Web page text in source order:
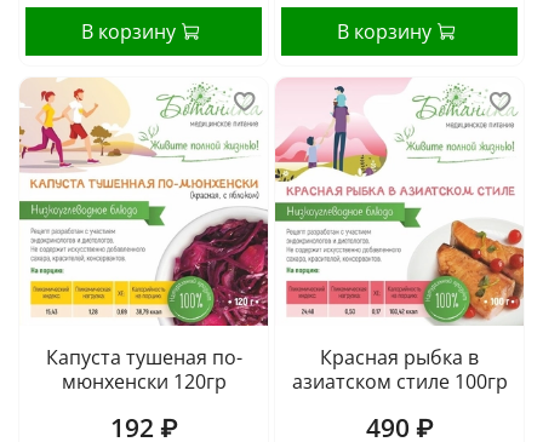
В корзину В корзину
Капуста тушеная по-
мюнхенски 120гр
192 ₽
Красная рыбка в
азиатском стиле 100гр
490 ₽